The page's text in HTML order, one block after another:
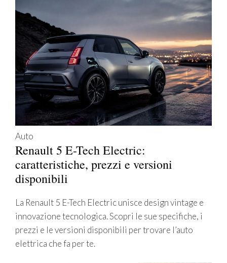
Auto
Renault 5 E-Tech Electric:
caratteristiche, prezzi e versioni
disponibili
La Renault 5 E-Tech Electric unisce design vintage e
innovazione tecnologica. Scopri le sue specifiche, i
prezzi e le versioni disponibili per trovare l’auto
elettrica che fa per te.